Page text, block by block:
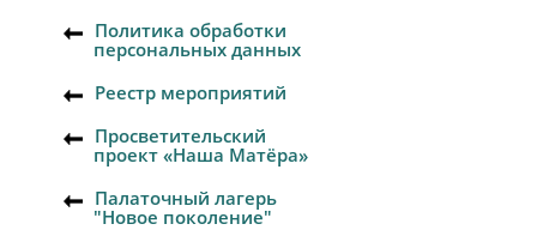
Политика обработки
персональных данных
Реестр мероприятий
Просветительский
проект «Наша Матёра»
Палаточный лагерь
"Новое поколение"